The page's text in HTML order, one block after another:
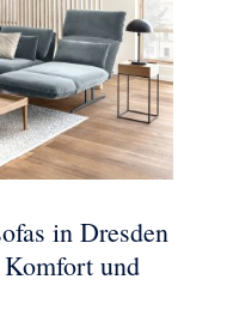
in Dresden
und